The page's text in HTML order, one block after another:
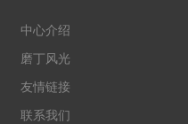
中心介绍
磨丁风光
友情链接
联系我们